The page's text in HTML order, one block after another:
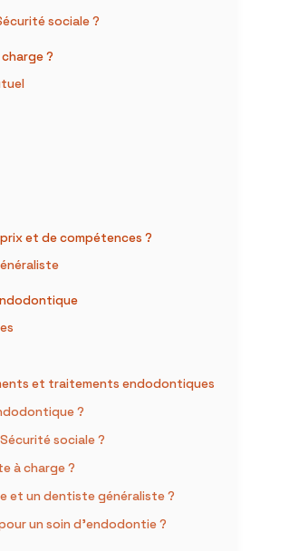
sociale ?
?
et de compétences ?
et traitements endodontiques
?
sociale ?
à charge ?
et un dentiste généraliste ?
un soin d’endodontie ?